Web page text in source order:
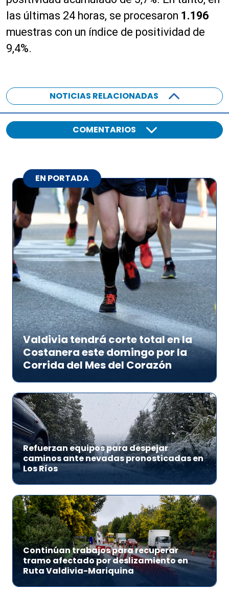
las últimas 24 horas, se procesaron 1.196
muestras con un índice de positividad de
9,4%.
NOTICIAS RELACIONADAS
COMENTARIOS
EN PORTADA
Valdivia tendrá corte total en la
Costanera este domingo por la
Corrida del Mes del Corazón
Refuerzan equipos para despejar
caminos ante nevadas pronosticadas en
Los Ríos
Continúan trabajos para recuperar
tramo afectado por deslizamiento en
Ruta Valdivia-Mariquina